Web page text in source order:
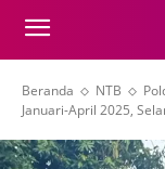
Beranda NTB
Januari-April 2025,